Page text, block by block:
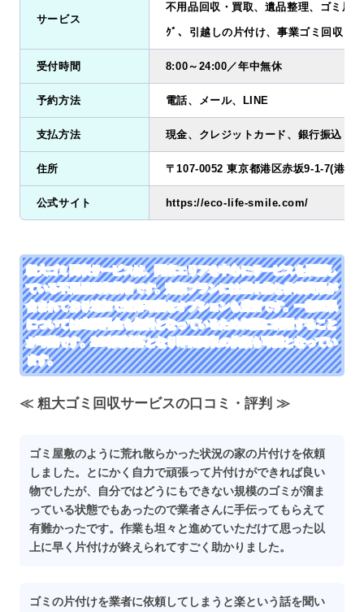
サービス
不用品回収・買取、遺品整理、ゴミ屋
ｸﾞ、引越しの片付け、事業ゴミ回収
受付時間 8:00～24:00／年中無休
予約方法 電話、メール、LINE
支払方法 現金、クレジットカード、銀行振込
住所 〒107-0052 東京都港区赤坂9-1-7(港区
公式サイト https://eco-life-smile.com/
粗大ゴミ回収サービスは、関東エリアを中心にサービスを展開し
ている不用品回収業者です。定額プランには基本的な作業費用が
含まれており追加で対応可能なオプションも豊富です。一都三県
については出張料金も無料となっているため気軽に利用すること
が可能です。24時間対応となり即日回収の依頼も可能となってい
ます。
≪ 粗大ゴミ回収サービスの口コミ・評判 ≫
ゴミ屋敷のように荒れ散らかった状況の家の片付けを依頼
しました。とにかく自力で頑張って片付けができれば良い
物でしたが、自分ではどうにもできない規模のゴミが溜ま
っている状態でもあったので業者さんに手伝ってもらえて
有難かったです。作業も坦々と進めていただけて思った以
上に早く片付けが終えられてすごく助かりました。
ゴミの片付けを業者に依頼してしまうと楽という話を聞い